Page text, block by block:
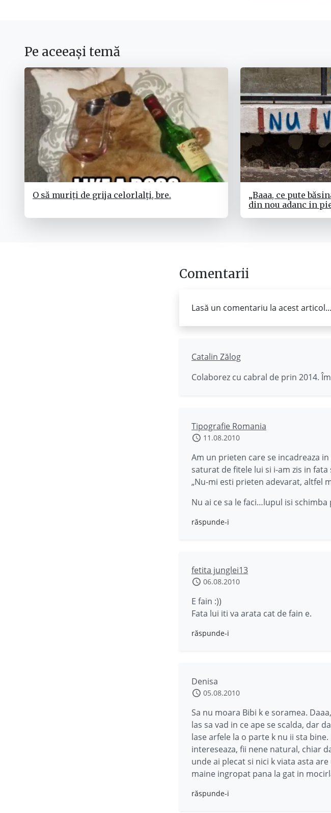
Pe aceeași temă
O să muriți de grija celorlalți, bre.
„Baaa, ce pute
din nou adanc in
Comentarii
Lasă un comentariu la acest articol...
Catalin Zălog
Colaborez cu cabral de prin 2014.
Tipografie Romania
11.08.2010
Am un prieten care se incadreaza
saturat de fitele lui si i-am zis in
„Nu-mi esti prieten adevarat, altfel
Nu ai ce sa le faci…lupul isi
răspunde-i
fetita junglei13
06.08.2010
E fain :))
Fata lui iti va arata cat de fain e.
răspunde-i
Denisa
05.08.2010
Sa nu moara Bibi k e soramea.
las sa vad in ce ape se scalda, dar
lase arfele la o parte k nu ii sta
intereseaza, fii nene natural, chiar
unde ai plecat si nici k viata asta
maine ingropat pana la gat in
răspunde-i